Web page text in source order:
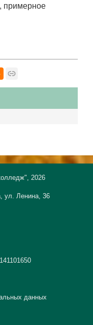
примерное
2026
ул. Ленина, 36
данных